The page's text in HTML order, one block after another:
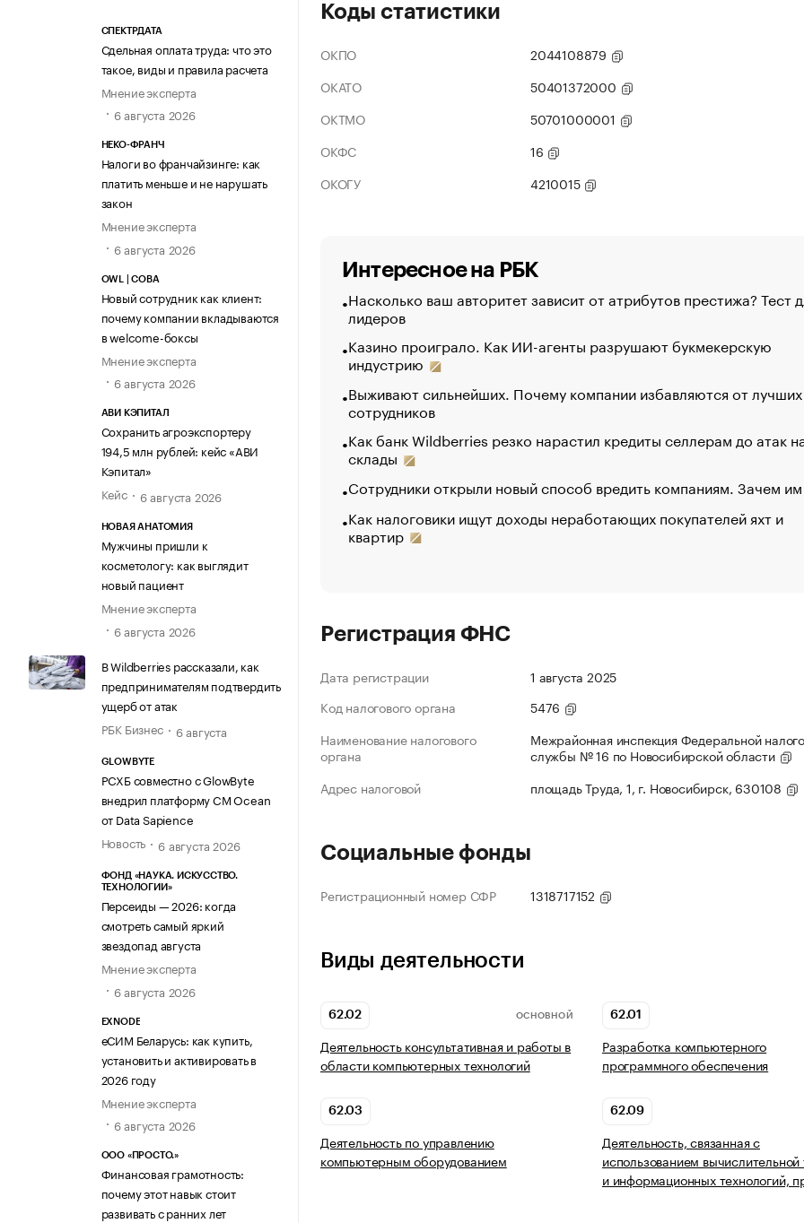
СПЕКТРДАТА
Сдельная оплата труда: что это
такое, виды и правила расчета
Мнение эксперта
6 августа 2026
НЕКО-ФРАНЧ
Налоги во франчайзинге: как
платить меньше и не нарушать
закон
Мнение эксперта
6 августа 2026
OWL | СОВА
Новый сотрудник как клиент:
почему компании вкладываются
в welcome-боксы
Мнение эксперта
6 августа 2026
АВИ КЭПИТАЛ
Сохранить агроэкспортеру
194,5 млн рублей: кейс «АВИ
Кэпитал»
Кейс
6 августа 2026
НОВАЯ АНАТОМИЯ
Мужчины пришли к
косметологу: как выглядит
новый пациент
Мнение эксперта
6 августа 2026
В Wildberries рассказали, как
предпринимателям подтвердить
ущерб от атак
РБК Бизнес
6 августа
GLOWBYTE
РСХБ совместно с GlowByte
внедрил платформу CM Ocean
от Data Sapience
Новость
6 августа 2026
ФОНД «НАУКА. ИСКУССТВО.
ТЕХНОЛОГИИ»
Персеиды — 2026: когда
смотреть самый яркий
звездопад августа
Мнение эксперта
6 августа 2026
EXNODE
еСИМ Беларусь: как купить,
установить и активировать в
2026 году
Мнение эксперта
6 августа 2026
ООО «ПРОСТО.»
Финансовая грамотность:
почему этот навык стоит
развивать с ранних лет
Коды статистики
ОКПО
2044108879
ОКАТО
50401372000
ОКТМО
50701000001
ОКФС
16
ОКОГУ
4210015
Интересное на РБК
Насколько ваш авторитет зависит от атрибутов престижа? Тест
лидеров
Казино проиграло. Как ИИ-агенты разрушают букмекерскую
индустрию
Выживают сильнейших. Почему компании избавляются от лучших
сотрудников
Как банк Wildberries резко нарастил кредиты селлерам до атак
склады
Сотрудники открыли новый способ вредить компаниям. Зачем
Как налоговики ищут доходы неработающих покупателей яхт и
квартир
Регистрация ФНС
Дата регистрации
1 августа 2025
Код налогового органа
5476
Наименование налогового
органа
Межрайонная инспекция Федеральной
службы № 16 по Новосибирской области
Адрес налоговой
площадь Труда, 1, г. Новосибирск, 630108
Социальные фонды
Регистрационный номер СФР 1318717152
Виды деятельности
62.02 ОСНОВНОЙ
Деятельность консультативная и работы в
области компьютерных технологий
62.01
Разработка компьютерного
программного обеспечения
62.03
Деятельность по управлению
компьютерным оборудованием
62.09
Деятельность, связанная с
использованием вычислительной
и информационных технологий,